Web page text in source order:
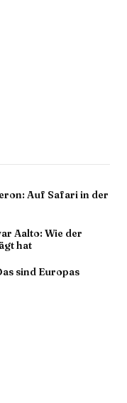
Auf Safari in der
Aalto: Wie der
hat
sind Europas